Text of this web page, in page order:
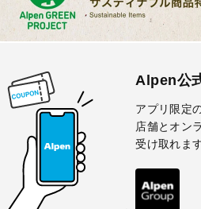
Alpen公
アプリ限定
店舗とオン
受け取れます